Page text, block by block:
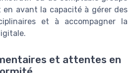
avant la capacité à gérer des
et à accompagner la
et attentes en